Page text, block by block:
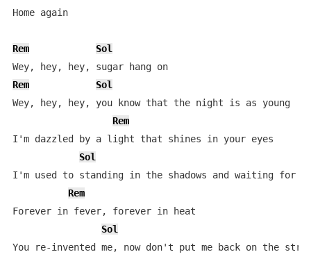
Home again
Rem
Sol
Wey, hey, hey, sugar hang on
Rem
Sol
Wey, hey, hey, you know that the night is as young
Rem
I'm dazzled by a light that shines in your eyes
Sol
I'm used to standing in the shadows and waiting for
Rem
Forever in fever, forever in heat
Sol
You re-invented me, now don't put me back on the